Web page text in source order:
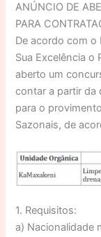
ANÚNCIO DE
PARA
De acordo com
Sua Excelência o
aberto um
contar a partir da
para o
Sazonais, de
1. Requisitos:
a) Nacionalidade